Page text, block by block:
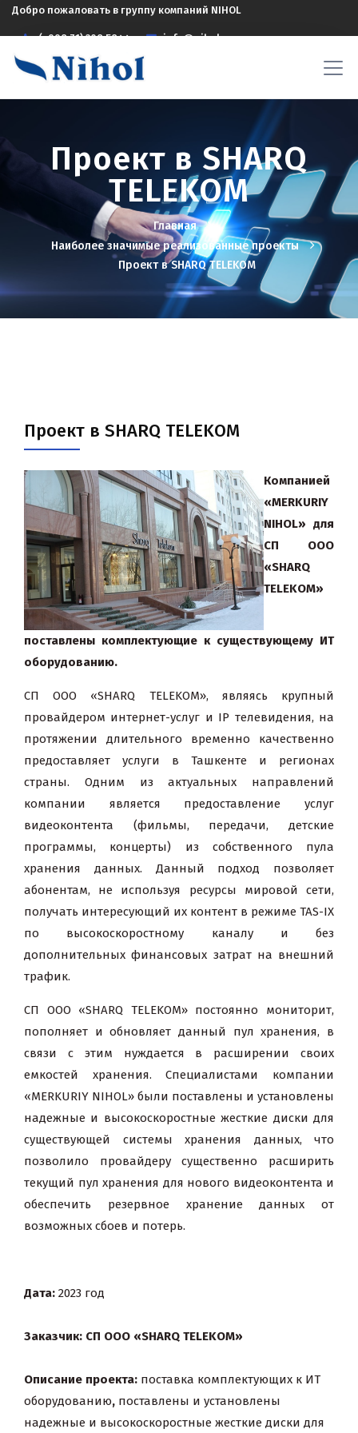
Добро пожаловать в группу компаний NIHOL
(+998 71) 208 5844 info@nihol.uz
Проект в SHARQ
TELEKOM
Главная
Наиболее значимые реализованные проекты
Проект в SHARQ TELEKOM
Проект в SHARQ TELEKOM
Компанией
«MERKURIY
NIHOL» для
СП ООО
«SHARQ
TELEKOM»
поставлены комплектующие к существующему ИТ
оборудованию.
СП ООО «SHARQ TELEKOM», являясь крупный
провайдером интернет-услуг и IP телевидения, на
протяжении длительного временно качественно
предоставляет услуги в Ташкенте и регионах
страны. Одним из актуальных направлений
компании является предоставление услуг
видеоконтента (фильмы, передачи, детские
программы, концерты) из собственного пула
хранения данных. Данный подход позволяет
абонентам, не используя ресурсы мировой сети,
получать интересующий их контент в режиме TAS-IX
по высокоскоростному каналу и без
дополнительных финансовых затрат на внешний
трафик.
СП ООО «SHARQ TELEKOM» постоянно мониторит,
пополняет и обновляет данный пул хранения, в
связи с этим нуждается в расширении своих
емкостей хранения. Специалистами компании
«MERKURIY NIHOL» были поставлены и установлены
надежные и высокоскоростные жесткие диски для
существующей системы хранения данных, что
позволило провайдеру существенно расширить
текущий пул хранения для нового видеоконтента и
обеспечить резервное хранение данных от
возможных сбоев и потерь.
Дата: 2023 год
Заказчик: СП ООО «SHARQ TELEKOM»
Описание проекта: поставка комплектующих к ИТ
оборудованию, поставлены и установлены
надежные и высокоскоростные жесткие диски для